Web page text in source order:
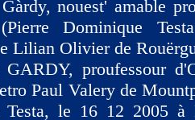
nouest' amable
Dominique
Lilian Olivier de
GARDY, proufessour
Paul Valery de
Testa, le 16 12 2005 à